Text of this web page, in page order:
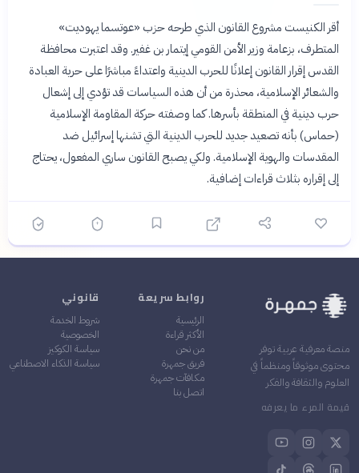
أقر الكنيست مشروع القانون الذي طرحه حزب «عوتسما يهوديت»
المتطرف، بزعامة وزير الأمن القومي إيتمار بن غفير. وقد اعتبرت محافظة
القدس إقرار القانون إعلانًا للحرب الدينية واعتداءً مباشرًا على حرية العبادة
والشعائر الإسلامية، محذرة من أن هذه السياسات قد تؤدي إلى إشعال
حرب دينية في المنطقة بأسرها. كما وصفته حركة المقاومة الإسلامية
(حماس) بأنه تصعيد جديد للحرب الدينية التي تشنها إسرائيل ضد
المقدسات والهوية الإسلامية. ولكي يصبح القانون ساري المفعول، يحتاج
إلى إقراره بثلاث قراءات إضافية.
منصة معرفية عربية توفر
محتوى موثوقاً ومنظماً في
العلوم والثقافة والفكر
قيمة المرء ما يعرفه
روابط سريعة
الرئيسية
الأكثر قراءة
من نحن
فريق جمهرة
مكافآت جمهرة
اتصل بنا
قانوني
شروط الخدمة
الخصوصية
سياسة الكوكيز
سياسة الذكاء الاصطناعي